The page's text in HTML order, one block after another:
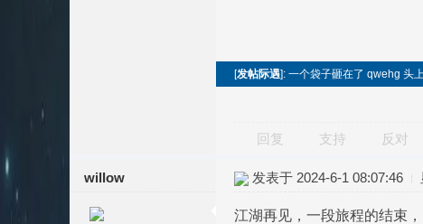
[发帖际遇]: 一个袋子砸在了 qwehg 头
回复 支持 反对
willow 发表于 2024-6-1 08:07:46
江湖再见，一段旅程的结束